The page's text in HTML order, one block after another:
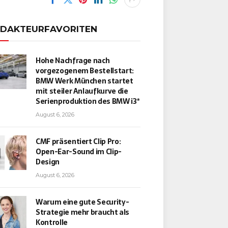
Hohe Nachfrage nach
vorgezogenem Bestellstart:
BMW Werk München startet
mit steiler Anlaufkurve die
Serienproduktion des BMW i3*
August 6, 2026
CMF präsentiert Clip Pro:
Open-Ear-Sound im Clip-
Design
August 6, 2026
Warum eine gute Security-
Strategie mehr braucht als
Kontrolle